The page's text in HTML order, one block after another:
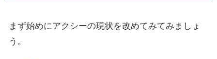
まず始めにアクシーの現状を改めてみてみましょ
う。